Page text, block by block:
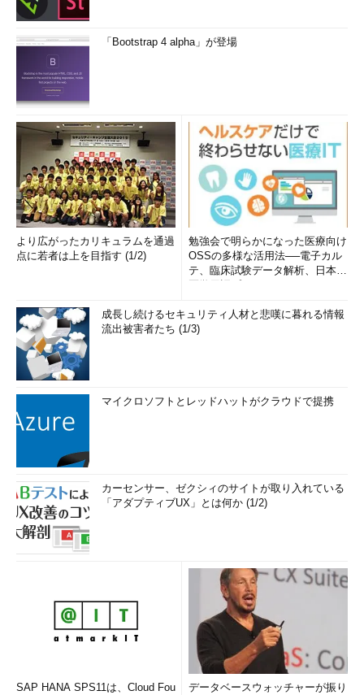
「Bootstrap 4 alpha」が登場
より広がったカリキュラムを通過
点に若者は上を目指す (1/2)
勉強会で明らかになった医療向け
OSSの多様な活用法──電子カル
テ、臨床試験データ解析、日本語
成長し続けるセキュリティ人材と悲嘆に暮れる情報
流出被害者たち (1/3)
マイクロソフトとレッドハットがクラウドで提携
カーセンサー、ゼクシィのサイトが取り入れている
「アダプティブUX」とは何か (1/2)
SAP HANA SPS11は、Cloud Fou
データベースウォッチャーが振り